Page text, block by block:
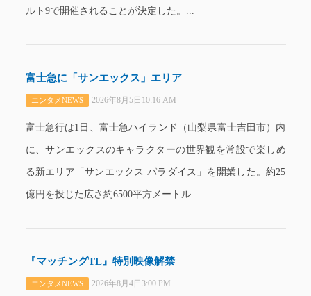
ルト9で開催されることが決定した。...
富士急に「サンエックス」エリア
エンタメNEWS 2026年8月5日10:16 AM
富士急行は1日、富士急ハイランド（山梨県富士吉田市）内
に、サンエックスのキャラクターの世界観を常設で楽しめ
る新エリア「サンエックス パラダイス」を開業した。約25
億円を投じた広さ約6500平方メートル...
『マッチングTL』特別映像解禁
エンタメNEWS 2026年8月4日3:00 PM